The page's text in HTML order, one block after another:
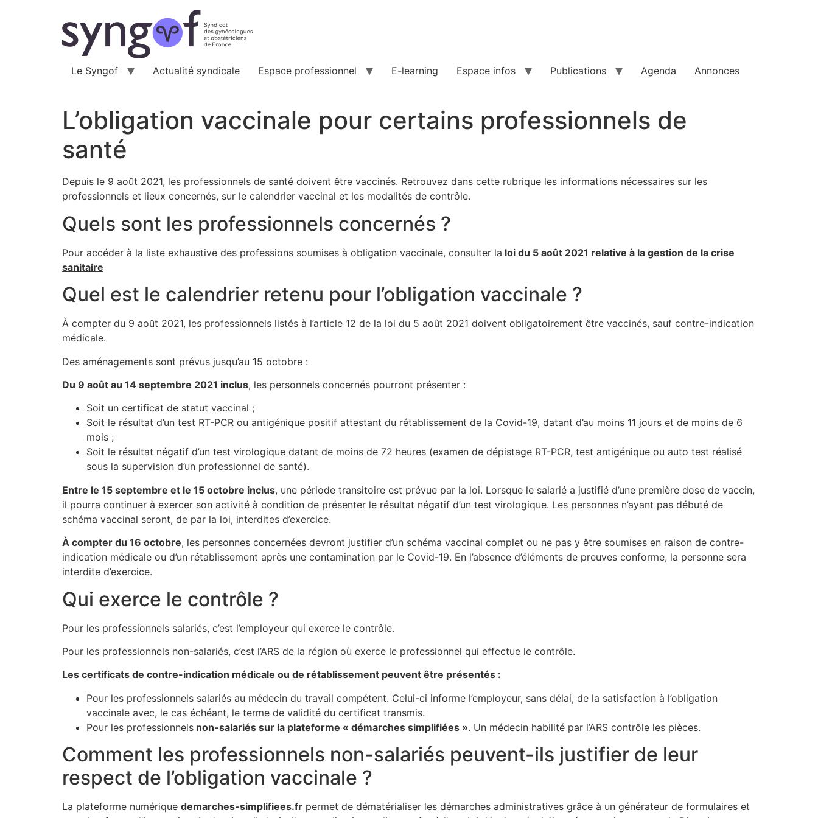
Le Syngof Actualité syndicale Espace professionnel E-learning Espace infos Publications Agenda Annonces
L’obligation vaccinale pour certains professionnels de
santé
Depuis le 9 août 2021, les professionnels de santé doivent être vaccinés. Retrouvez dans cette rubrique les informations nécessaires sur les
professionnels et lieux concernés, sur le calendrier vaccinal et les modalités de contrôle.
Quels sont les professionnels concernés ?
Pour accéder à la liste exhaustive des professions soumises à obligation vaccinale, consulter la loi du 5 août 2021 relative à la gestion de la crise
sanitaire
Quel est le calendrier retenu pour l’obligation vaccinale ?
À compter du 9 août 2021, les professionnels listés à l’article 12 de la loi du 5 août 2021 doivent obligatoirement être vaccinés, sauf contre-indication
médicale.
Des aménagements sont prévus jusqu’au 15 octobre :
Du 9 août au 14 septembre 2021 inclus, les personnels concernés pourront présenter :
Soit un certificat de statut vaccinal ;
Soit le résultat d’un test RT-PCR ou antigénique positif attestant du rétablissement de la Covid-19, datant d’au moins 11 jours et de moins de 6
mois ;
Soit le résultat négatif d’un test virologique datant de moins de 72 heures (examen de dépistage RT-PCR, test antigénique ou auto test réalisé
sous la supervision d’un professionnel de santé).
Entre le 15 septembre et le 15 octobre inclus, une période transitoire est prévue par la loi. Lorsque le salarié a justifié d’une première dose de vaccin,
il pourra continuer à exercer son activité à condition de présenter le résultat négatif d’un test virologique. Les personnes n’ayant pas débuté de
schéma vaccinal seront, de par la loi, interdites d’exercice.
À compter du 16 octobre, les personnes concernées devront justifier d’un schéma vaccinal complet ou ne pas y être soumises en raison de contre-
indication médicale ou d’un rétablissement après une contamination par le Covid-19. En l’absence d’éléments de preuves conforme, la personne sera
interdite d’exercice.
Qui exerce le contrôle ?
Pour les professionnels salariés, c’est l’employeur qui exerce le contrôle.
Pour les professionnels non-salariés, c’est l’ARS de la région où exerce le professionnel qui effectue le contrôle.
Les certificats de contre-indication médicale ou de rétablissement peuvent être présentés :
Pour les professionnels salariés au médecin du travail compétent. Celui-ci informe l’employeur, sans délai, de la satisfaction à l’obligation
vaccinale avec, le cas échéant, le terme de validité du certificat transmis.
Pour les professionnels non-salariés sur la plateforme « démarches simplifiées ». Un médecin habilité par l’ARS contrôle les pièces.
Comment les professionnels non-salariés peuvent-ils justifier de leur
respect de l’obligation vaccinale ?
La plateforme numérique demarches-simplifiees.fr permet de dématérialiser les démarches administratives grâce à un générateur de formulaires et